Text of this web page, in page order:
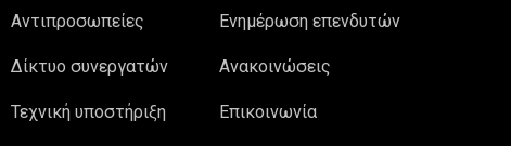
Αντιπροσωπείες
Δίκτυο συνεργατών
Τεχνική υποστήριξη
Ενημέρωση επενδυτών
Ανακοινώσεις
Επικοινωνία